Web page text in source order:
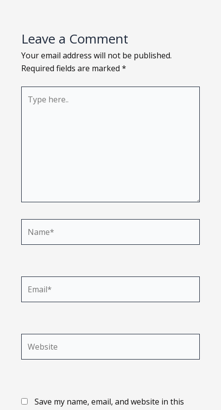
Leave a Comment
Your email address will not be published.
Required fields are marked *
here..
Save my name, email, and website in this